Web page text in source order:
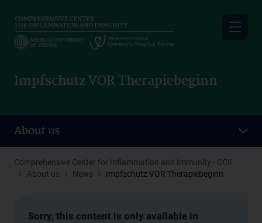
main
content
Impfschutz VOR Therapiebeginn
About us
Comprehensive Center for Inflammation and Immunity - CCII
About us
News Impfschutz VOR Therapiebeginn
Sorry, this content is only available in